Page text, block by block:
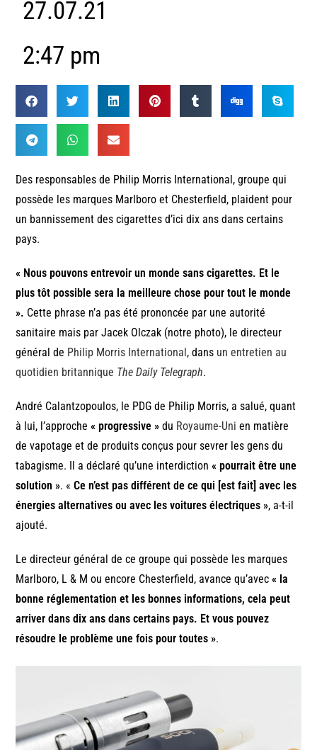
27.07.21
2:47 pm
Des responsables de Philip Morris International, groupe qui
possède les marques Marlboro et Chesterfield, plaident pour
un bannissement des cigarettes d’ici dix ans dans certains
pays.
« Nous pouvons entrevoir un monde sans cigarettes. Et le
plus tôt possible sera la meilleure chose pour tout le monde
». Cette phrase n’a pas été prononcée par une autorité
sanitaire mais par Jacek Olczak (notre photo), le directeur
général de Philip Morris International, dans un entretien au
quotidien britannique The Daily Telegraph.
André Calantzopoulos, le PDG de Philip Morris, a salué, quant
à lui, l’approche« progressive » du Royaume-Uni en matière
de vapotage et de produits conçus pour sevrer les gens du
tabagisme. Il a déclaré qu’une interdiction« pourrait être une
solution ». « Ce n’est pas différent de ce qui [est fait] avec les
énergies alternatives ou avec les voitures électriques », a-t-il
ajouté.
Le directeur général de ce groupe qui possède les marques
Marlboro, L & M ou encore Chesterfield, avance qu’avec« la
bonne réglementation et les bonnes informations, cela peut
arriver dans dix ans dans certains pays. Et vous pouvez
résoudre le problème une fois pour toutes ».